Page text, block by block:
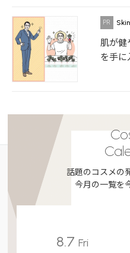
肌が
を手に
話題のコスメの
今月の一覧を
8.7Fri